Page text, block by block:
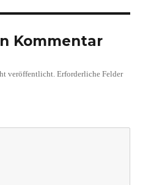
Kommentar
veröffentlicht. Erforderliche Felder